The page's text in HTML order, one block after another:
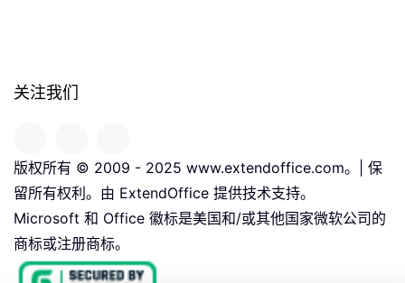
关注我们
版权所有 © 2009 - 2025 www.extendoffice.com。| 保
留所有权利。由 ExtendOffice 提供技术支持。
Microsoft 和 Office 徽标是美国和/或其他国家微软公司的
商标或注册商标。